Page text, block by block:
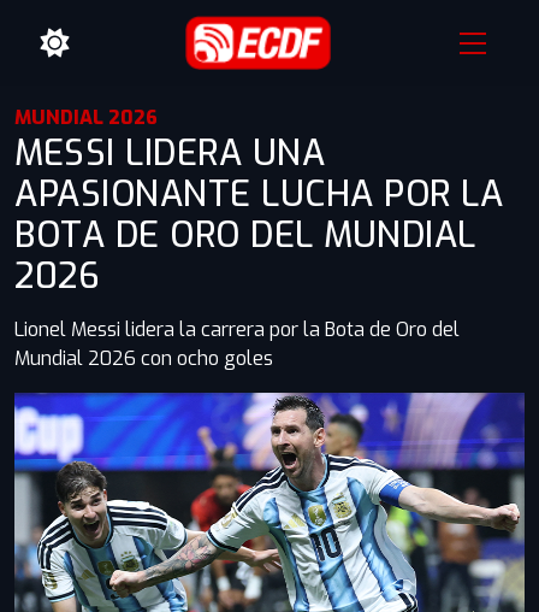
MUNDIAL 2026
MESSI LIDERA UNA
APASIONANTE LUCHA POR LA
BOTA DE ORO DEL MUNDIAL
2026
Lionel Messi lidera la carrera por la Bota de Oro del
Mundial 2026 con ocho goles